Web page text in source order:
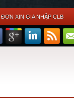
ĐƠN XIN GIA NHẬP CLB